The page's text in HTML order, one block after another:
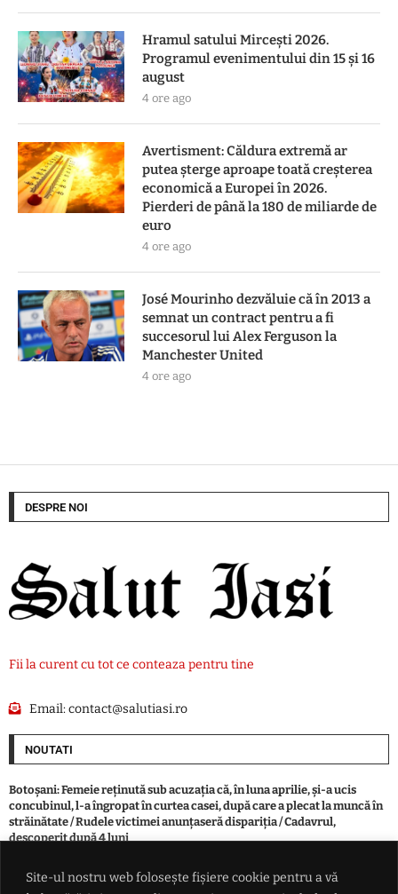
Site-ul nostru web folosește fișiere cookie pentru a vă
Hramul satului Mircești 2026.
Programul evenimentului din 15 și 16
august
4 ore ago
Avertisment: Căldura extremă ar
putea șterge aproape toată creșterea
economică a Europei în 2026.
Pierderi de până la 180 de miliarde de
euro
4 ore ago
José Mourinho dezvăluie că în 2013 a
semnat un contract pentru a fi
succesorul lui Alex Ferguson la
Manchester United
4 ore ago
DESPRE NOI
Fii la curent cu tot ce conteaza pentru tine
Email:contact@salutiasi.ro
NOUTATI
Botoşani: Femeie reţinută sub acuzaţia că, în luna aprilie, şi-a ucis
concubinul, l-a îngropat în curtea casei, după care a plecat la muncă în
străinătate / Rudele victimei anunţaseră dispariţia / Cadavrul,
descoperit după 4 luni
Record: După Spania, se trece masiv și în Regatul Unit. 230 de migranți